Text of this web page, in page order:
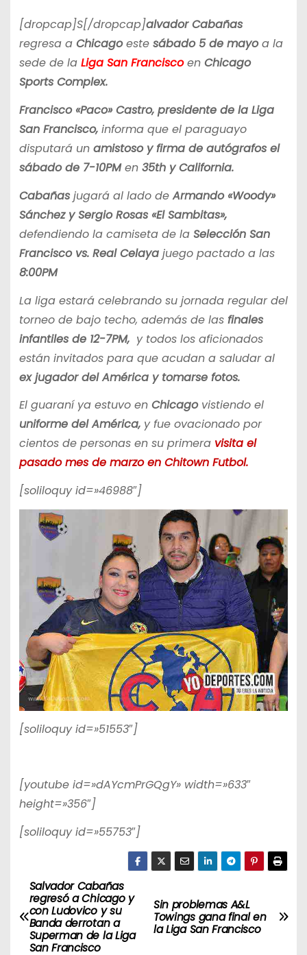
[dropcap]S[/dropcap]alvador Cabañas
regresa a Chicagoeste sábado 5 de mayoa la
sede de la Liga San Franciscoen Chicago
Sports Complex.
Francisco «Paco» Castro, presidente de la Liga
San Francisco,informa que el paraguayo
disputará un amistoso y firma de autógrafos el
sábado de 7-10PMen 35th y California.
Cabañasjugará al lado deArmando «Woody»
Sánchez y Sergio Rosas «El Sambitas»,
defendiendo la camiseta de la Selección San
Francisco vs. Real Celayajuego pactado a las
8:00PM
La liga estará celebrando su jornada regular del
torneo de bajo techo, además de las finales
infantiles de 12-7PM,y todos los aficionados
están invitados para que acudan a saludar al
ex jugador del América y tomarse fotos.
El guaraní ya estuvo en Chicagovistiendo el
uniforme del América,y fue ovacionado por
cientos de personas en su primera visita el
pasado mes de marzo en Chitown Futbol.
[soliloquy id=»46988″]
[soliloquy id=»51553″]
[youtube id=»dAYcmPrGQgY» width=»633″
height=»356″]
[soliloquy id=»55753″]
N
a
Sin problemas A&L
Towings gana final en
la Liga San Francisco
Salvador Cabañas
regresó a Chicago y
con Ludovico y su
Banda derrotan a
Superman de la Liga
San Francisco